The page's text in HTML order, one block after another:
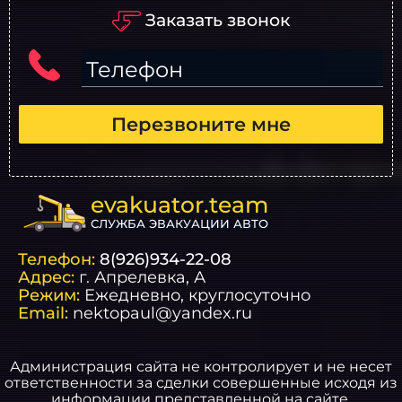
Заказать звонок
Телефон
Перезвоните мне
evakuator.team
СЛУЖБА ЭВАКУАЦИИ АВТО
Телефон: 8(926)934-22-08
Адрес: г.Апрелевка, А
Режим: Ежедневно, круглосуточно
Email: nektopaul@yandex.ru
Администрация сайта не контролирует и не несет
ответственности за сделки совершенные исходя из